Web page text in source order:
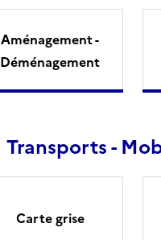
Aménagement -
Déménagement
Transports -
Carte grise